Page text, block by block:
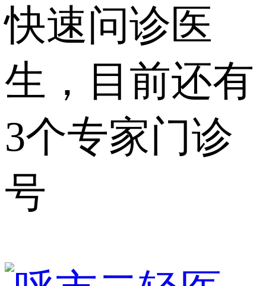
快速问诊医
生，目前还有
3个专家门诊
号